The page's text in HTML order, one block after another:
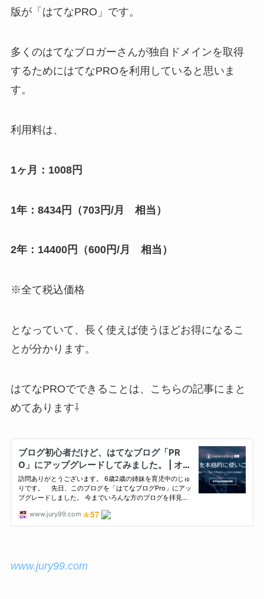
版が「はてなPRO」です。
多くのはてなブロガーさんが独自ドメインを取得
するためにはてなPROを利用していると思いま
す。
利用料は、
1ヶ月：1008円
1年：8434円（703円/月 相当）
2年：14400円（600円/月 相当）
※全て税込価格
となっていて、長く使えば使うほどお得になるこ
とが分かります。
はてなPROでできることは、こちらの記事にまと
めてあります⇩
www.jury99.com